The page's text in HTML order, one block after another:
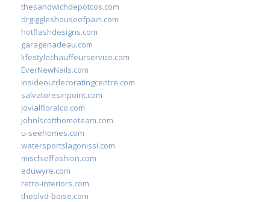
thesandwichdepotcos.com
drgiggleshouseofpain.com
hotflashdesigns.com
garagenadeau.com
lifestylechauffeurservice.com
EverNewNails.com
insideoutdecoratingcentre.com
salvatoresinpoint.com
jovialfloralco.com
johnlscotthometeam.com
u-seehomes.com
watersportslagonissi.com
mischieffashion.com
eduwyre.com
retro-interiors.com
theblvd-boise.com